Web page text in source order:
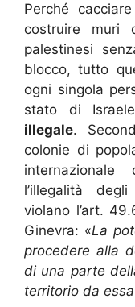
Perché
costruire muri
palestinesi
blocco, tutto
ogni singola
stato di
illegale.
colonie di
l’illegalità
violano l’art.
Ginevra: «La
procedere alla
di una parte
territorio da